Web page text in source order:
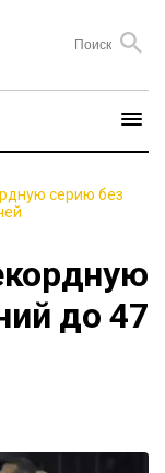
серию без
до 47